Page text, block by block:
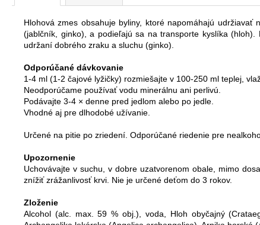
Hlohová zmes obsahuje byliny, ktoré napomáhajú
(jablčník, ginko), a podieľajú sa na transporte kyslíka
udržaní dobrého zraku a sluchu (ginko).
Odporúčané dávkovanie
1-4 ml (1-2 čajové lyžičky) rozmiešajte v 100-250 ml teplej,
Neodporúčame používať vodu minerálnu ani perlivú.
Podávajte 3-4 × denne pred jedlom alebo po jedle.
Vhodné aj pre dlhodobé užívanie.
Určené na pitie po zriedení. Odporúčané riedenie pre
Upozornenie
Uchovávajte v suchu, v dobre uzatvorenom obale, mimo
znížiť zrážanlivosť krvi. Nie je určené deťom do 3 rokov.
Zloženie
Alcohol (alc. max. 59 % obj.), voda, Hloh obyčajný